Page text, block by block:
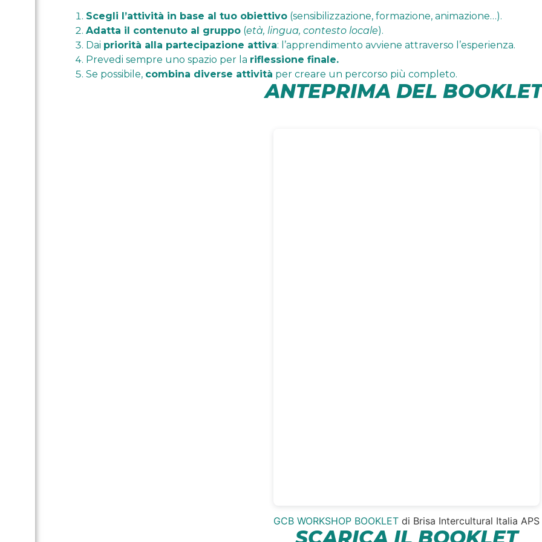
Scegli l’attività in base al tuo obiettivo (sensibilizzazione, formazione, animazione…).
Adatta il contenuto al gruppo (età, lingua, contesto locale).
Dai priorità alla partecipazione attiva: l’apprendimento avviene attraverso l’esperienza.
Prevedi sempre uno spazio per la riflessione finale.
Se possibile, combina diverse attività per creare un percorso più completo.
ANTEPRIMA DEL
GCB WORKSHOP BOOKLET di Brisa Intercultural Italia APS